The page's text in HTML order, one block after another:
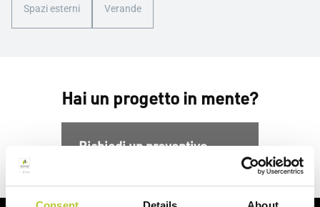
Spazi esterni Verande
Hai un progetto in mente?
Richiedi un preventivo